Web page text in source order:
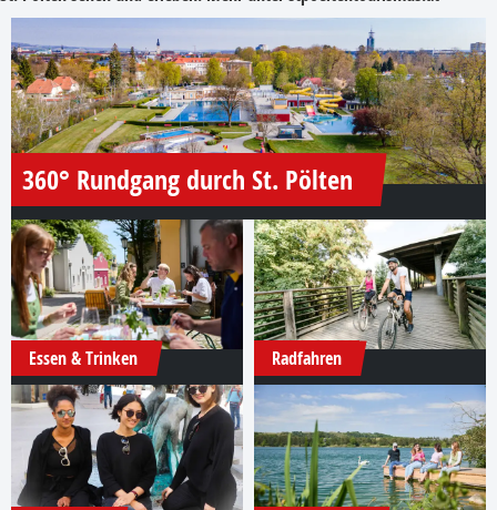
360° Rundgang durch St. Pölten
Essen & Trinken Radfahren